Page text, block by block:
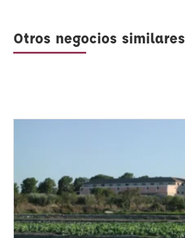
Otros negocios similares